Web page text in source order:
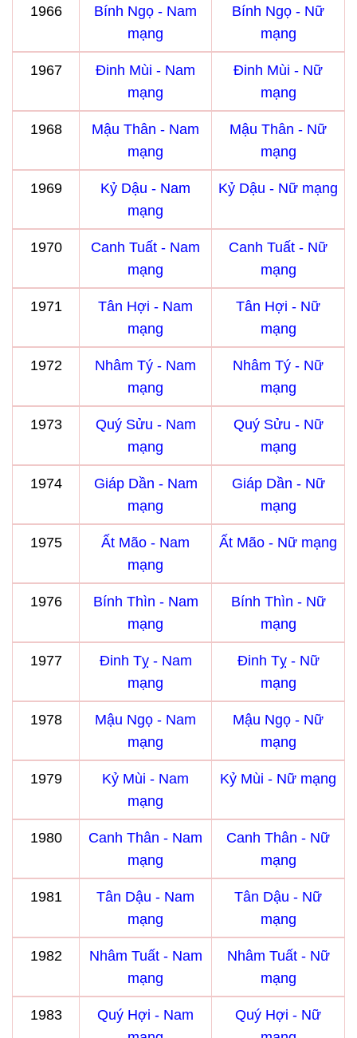
1966
Bính Ngọ - Nam
mạng
Bính Ngọ - Nữ
mạng
1967
Đinh Mùi - Nam
mạng
Đinh Mùi - Nữ
mạng
1968
Mậu Thân - Nam
mạng
Mậu Thân - Nữ
mạng
1969
Kỷ Dậu - Nam
mạng
Kỷ Dậu - Nữ mạng
1970
Canh Tuất - Nam
mạng
Canh Tuất - Nữ
mạng
1971
Tân Hợi - Nam
mạng
Tân Hợi - Nữ
mạng
1972
Nhâm Tý - Nam
mạng
Nhâm Tý - Nữ
mạng
1973
Quý Sửu - Nam
mạng
Quý Sửu - Nữ
mạng
1974
Giáp Dần - Nam
mạng
Giáp Dần - Nữ
mạng
1975
Ất Mão - Nam
mạng
Ất Mão - Nữ mạng
1976
Bính Thìn - Nam
mạng
Bính Thìn - Nữ
mạng
1977
Đinh Tỵ - Nam
mạng
Đinh Tỵ - Nữ
mạng
1978
Mậu Ngọ - Nam
mạng
Mậu Ngọ - Nữ
mạng
1979
Kỷ Mùi - Nam
mạng
Kỷ Mùi - Nữ mạng
1980
Canh Thân - Nam
mạng
Canh Thân - Nữ
mạng
1981
Tân Dậu - Nam
mạng
Tân Dậu - Nữ
mạng
1982
Nhâm Tuất - Nam
mạng
Nhâm Tuất - Nữ
mạng
1983
Quý Hợi - Nam
Quý Hợi - Nữ